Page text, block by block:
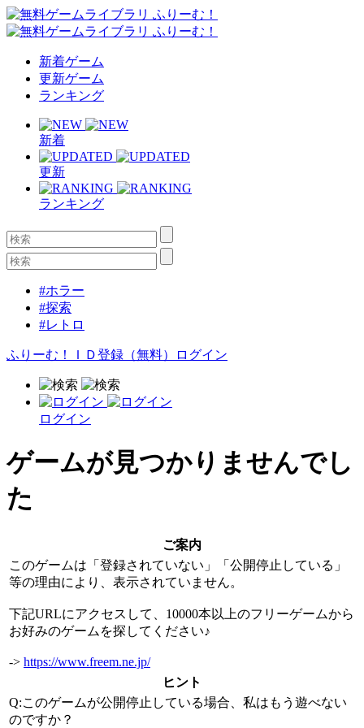
新着ゲーム
更新ゲーム
ランキング
新着
更新
ランキング
#ホラー
#探索
#レトロ
ふりーむ！ＩＤ登録（無料） ログイン
ログイン
ゲームが見つかりませんでし
た
ご案内
このゲームは「登録されていない」「公開停止している」
等の理由により、表示されていません。
下記URLにアクセスして、10000本以上のフリーゲームから
お好みのゲームを探してください♪
-> https://www.freem.ne.jp/
ヒント
Q:このゲームが公開停止している場合、私はもう遊べない
のですか？